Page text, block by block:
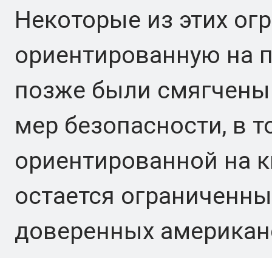
Некоторые из этих
ориентированную на
позже были
мер безопасности, в
ориентированной на
остается
доверенных